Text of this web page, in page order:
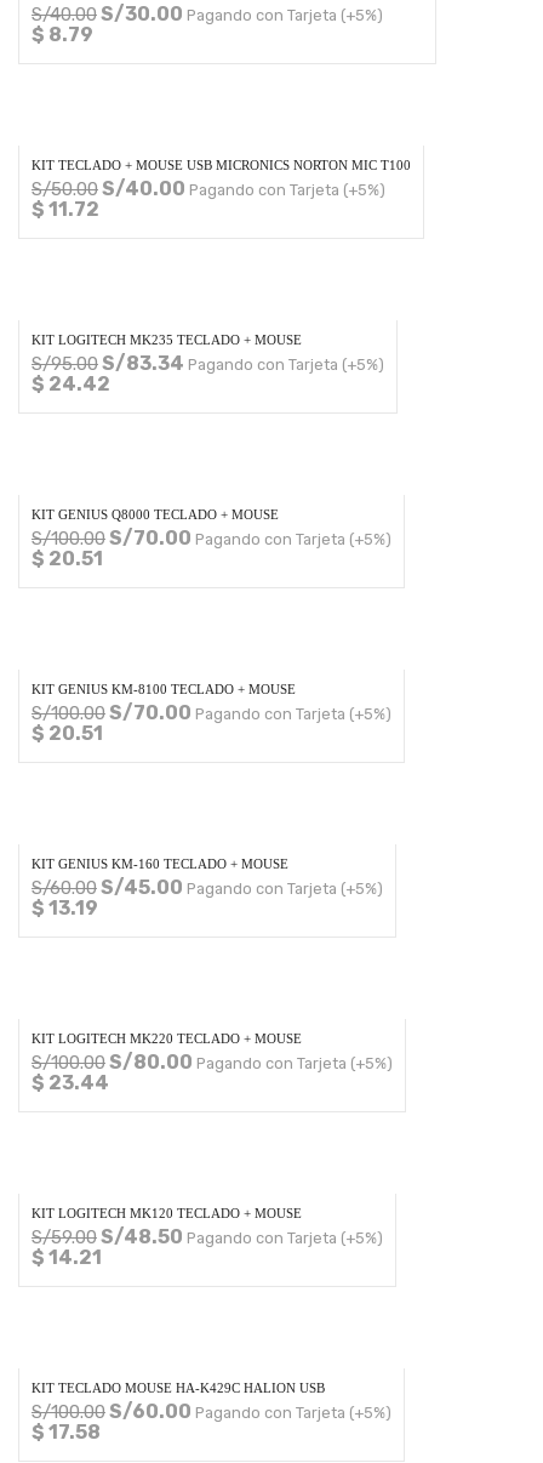
S/40.00S/30.00 Pagando con Tarjeta (+5%)
$ 8.79
KIT TECLADO + MOUSE USB MICRONICS NORTON MIC T100
S/50.00S/40.00 Pagando con Tarjeta (+5%)
$ 11.72
KIT LOGITECH MK235 TECLADO + MOUSE
S/95.00S/83.34 Pagando con Tarjeta (+5%)
$ 24.42
KIT GENIUS Q8000 TECLADO + MOUSE
S/100.00S/70.00 Pagando con Tarjeta (+5%)
$ 20.51
KIT GENIUS KM-8100 TECLADO + MOUSE
S/100.00S/70.00 Pagando con Tarjeta (+5%)
$ 20.51
KIT GENIUS KM-160 TECLADO + MOUSE
S/60.00S/45.00 Pagando con Tarjeta (+5%)
$ 13.19
KIT LOGITECH MK220 TECLADO + MOUSE
S/100.00S/80.00 Pagando con Tarjeta (+5%)
$ 23.44
KIT LOGITECH MK120 TECLADO + MOUSE
S/59.00S/48.50 Pagando con Tarjeta (+5%)
$ 14.21
KIT TECLADO MOUSE HA-K429C HALION USB
S/100.00S/60.00 Pagando con Tarjeta (+5%)
$ 17.58